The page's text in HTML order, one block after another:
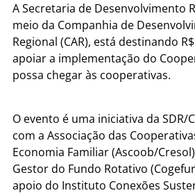
A Secretaria de Desenvolvimento
meio da Companhia de
Regional (CAR), está destinando
apoiar a implementação do
possa chegar às cooperativas.
O evento é uma iniciativa da SDR/
com a Associação das
Economia Familiar (Ascoob/
Gestor do Fundo Rotativo
apoio do Instituto Conexões